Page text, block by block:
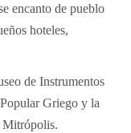
encanto de pueblo
hoteles,
de Instrumentos
Griego y la
Mitrópolis.